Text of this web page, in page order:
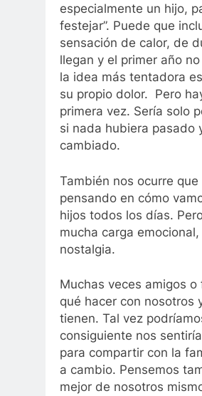
especialmente un hijo,
festejar”. Puede que
sensación de calor, de
llegan y el primer año
la idea más tentadora
su propio dolor. Pero
primera vez. Sería solo
si nada hubiera pasado
cambiado.
También nos ocurre
pensando en cómo
hijos todos los días.
mucha carga
nostalgia.
Muchas veces amigos
qué hacer con nosotros
tienen. Tal vez
consiguiente nos
para compartir con la
a cambio. Pensemos
mejor de nosotros